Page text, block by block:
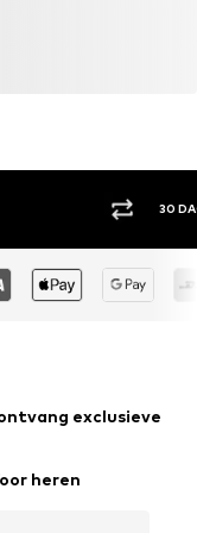
30
exclusieve
heren